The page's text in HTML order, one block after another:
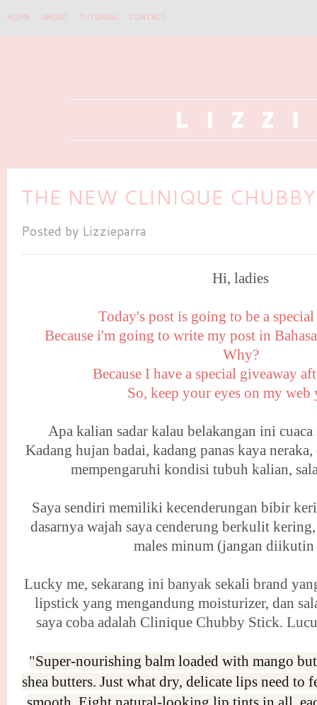
HOME ABOUT TUTORIAL CONTACT
THE NEW CLINIQUE
Posted by Lizzieparra
Hi, ladies
Today's post is going to be a
Because i'm going to write my post in
Why?
Because I have a special giveaway
So, keep your eyes on my web
Apa kalian sadar kalau belakangan ini cuaca
Kadang hujan badai, kadang panas kaya
mempengaruhi kondisi tubuh kalian,
Saya sendiri memiliki kecenderungan bibir
dasarnya wajah saya cenderung berkulit
males minum (jangan
Lucky me, sekarang ini banyak sekali brand
lipstick yang mengandung moisturizer, dan
saya coba adalah Clinique Chubby Stick.
"Super-nourishing balm loaded with mango
shea butters. Just what dry, delicate lips need to